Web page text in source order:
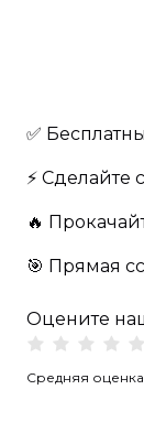
✅
⚡️ Сделайте
🔥️
🎯 Прямая
Оцените
Средняя